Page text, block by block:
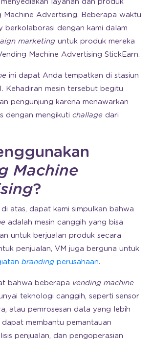
layanan dan produk
Machine Advertising. Beberapa waktu
berkolaborasi dengan kami dalam
marketing untuk produk mereka
Machine Advertising StickEarn.
ini dapat Anda tempatkan di stasiun
Kehadiran mesin tersebut begitu
pengunjung karena menawarkan
dengan mengikuti challage dari
Machine
?
di atas, dapat kami simpulkan bahwa
adalah mesin canggih yang bisa
untuk berjualan produk secara
penjualan, VM juga berguna untuk
branding perusahaan.
bahwa beberapa vending machine
teknologi canggih, seperti sensor
atau pemrosesan data yang lebih
dapat membantu pemantauan
penjualan, dan pengoperasian